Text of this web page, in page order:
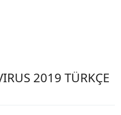
2019 TÜRKÇE